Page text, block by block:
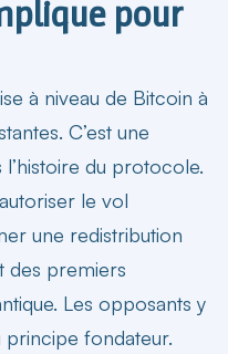
pour
à niveau de Bitcoin à
C’est une
du protocole.
le vol
une redistribution
des premiers
Les opposants y
principe fondateur.